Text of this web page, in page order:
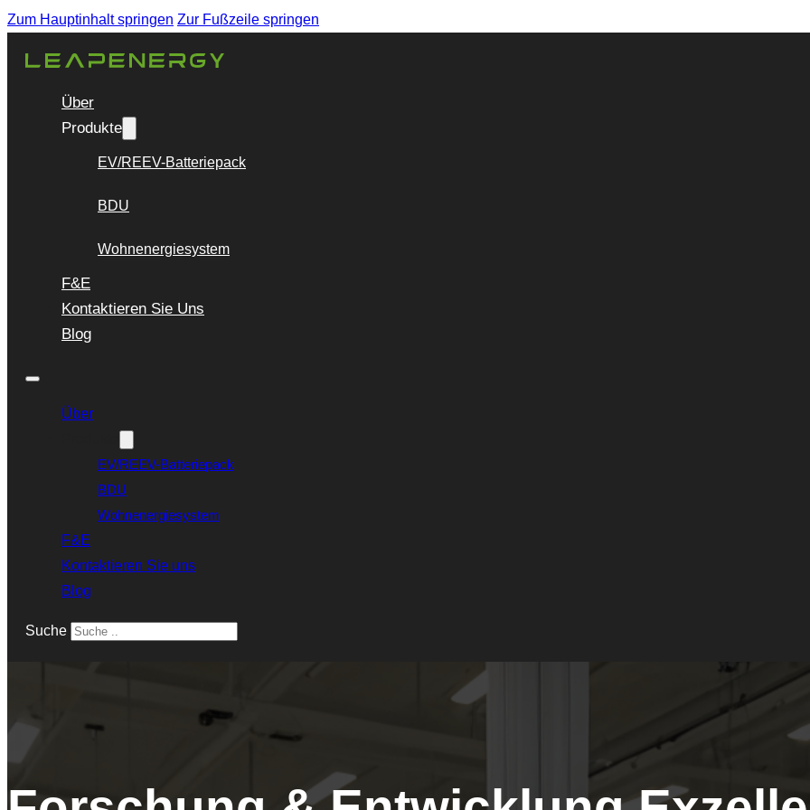
Zum Hauptinhalt springen Zur Fußzeile springen
Über
Produkte
EV/REEV-Batteriepack
BDU
Wohnenergiesystem
F&E
Kontaktieren Sie Uns
Blog
Über
EV/REEV-Batteriepack
BDU
Wohnenergiesystem
F&E
Kontaktieren Sie uns
Blog
Suche